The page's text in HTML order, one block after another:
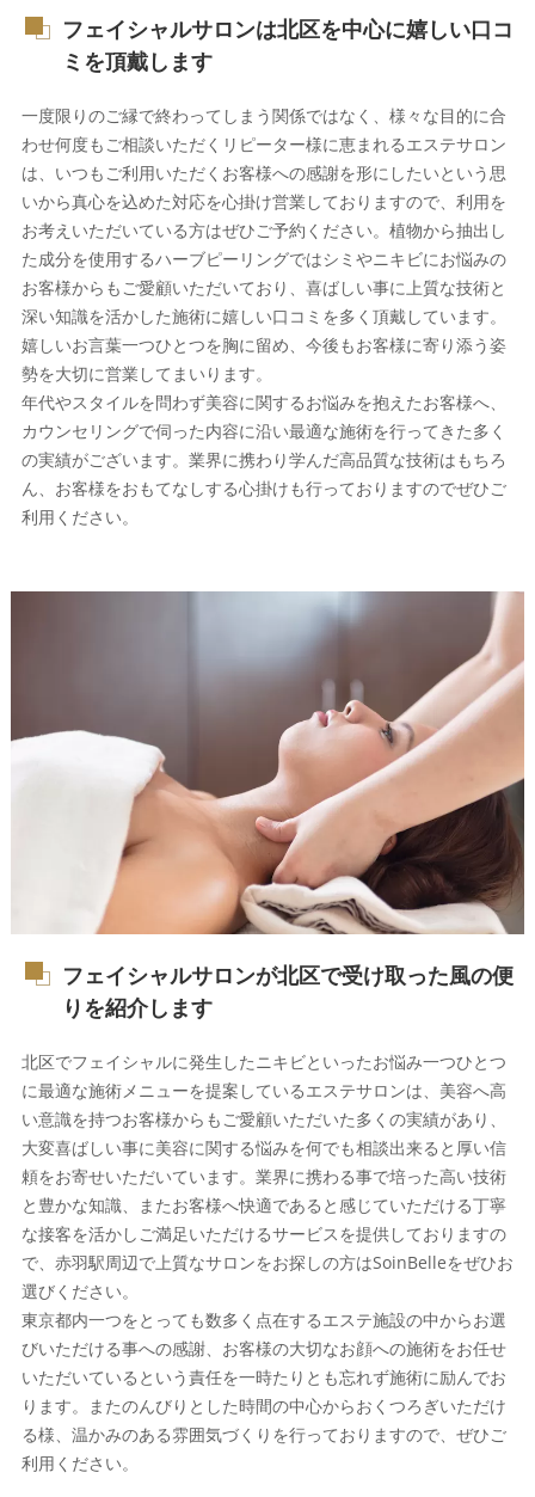
フェイシャルサロンは北区を中心に嬉しい口コ
ミを頂戴します
一度限りのご縁で終わってしまう関係ではなく、様々な目的に合
わせ何度もご相談いただくリピーター様に恵まれるエステサロン
は、いつもご利用いただくお客様への感謝を形にしたいという思
いから真心を込めた対応を心掛け営業しておりますので、利用を
お考えいただいている方はぜひご予約ください。植物から抽出し
た成分を使用するハーブピーリングではシミやニキビにお悩みの
お客様からもご愛顧いただいており、喜ばしい事に上質な技術と
深い知識を活かした施術に嬉しい口コミを多く頂戴しています。
嬉しいお言葉一つひとつを胸に留め、今後もお客様に寄り添う姿
勢を大切に営業してまいります。
年代やスタイルを問わず美容に関するお悩みを抱えたお客様へ、
カウンセリングで伺った内容に沿い最適な施術を行ってきた多く
の実績がございます。業界に携わり学んだ高品質な技術はもちろ
ん、お客様をおもてなしする心掛けも行っておりますのでぜひご
利用ください。
フェイシャルサロンが北区で受け取った風の便
りを紹介します
北区でフェイシャルに発生したニキビといったお悩み一つひとつ
に最適な施術メニューを提案しているエステサロンは、美容へ高
い意識を持つお客様からもご愛顧いただいた多くの実績があり、
大変喜ばしい事に美容に関する悩みを何でも相談出来ると厚い信
頼をお寄せいただいています。業界に携わる事で培った高い技術
と豊かな知識、またお客様へ快適であると感じていただける丁寧
な接客を活かしご満足いただけるサービスを提供しておりますの
で、赤羽駅周辺で上質なサロンをお探しの方はSoinBelleをぜひお
選びください。
東京都内一つをとっても数多く点在するエステ施設の中からお選
びいただける事への感謝、お客様の大切なお顔への施術をお任せ
いただいているという責任を一時たりとも忘れず施術に励んでお
ります。またのんびりとした時間の中心からおくつろぎいただけ
る様、温かみのある雰囲気づくりを行っておりますので、ぜひご
利用ください。